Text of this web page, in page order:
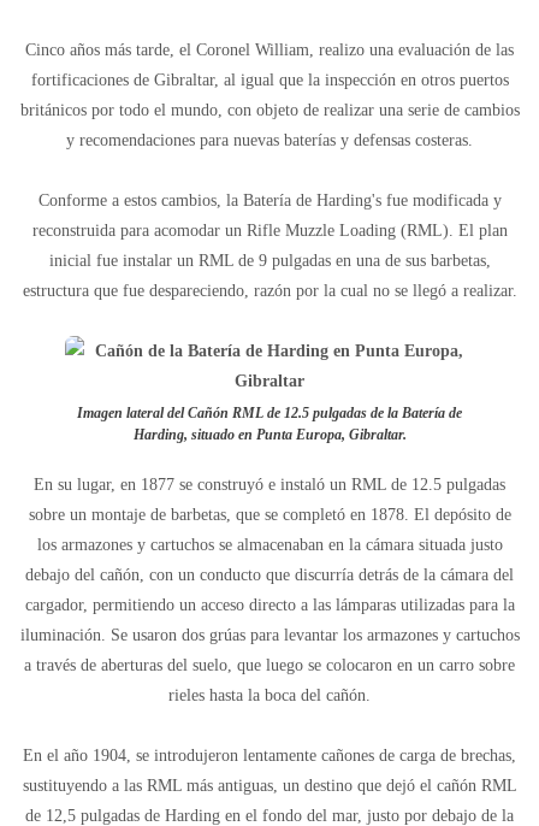
Cinco años más tarde, el Coronel William, realizo una evaluación de las
fortificaciones de Gibraltar, al igual que la inspección en otros puertos
británicos por todo el mundo, con objeto de realizar una serie de cambios
y recomendaciones para nuevas baterías y defensas costeras.
Conforme a estos cambios, la Batería de Harding's fue modificada y
reconstruida para acomodar un Rifle Muzzle Loading (RML). El plan
inicial fue instalar un RML de 9 pulgadas en una de sus barbetas,
estructura que fue despareciendo, razón por la cual no se llegó a realizar.
Imagen lateral del Cañón RML de 12.5 pulgadas de la Batería de
Harding, situado en Punta Europa, Gibraltar.
En su lugar, en 1877 se construyó e instaló un RML de 12.5 pulgadas
sobre un montaje de barbetas, que se completó en 1878. El depósito de
los armazones y cartuchos se almacenaban en la cámara situada justo
debajo del cañón, con un conducto que discurría detrás de la cámara del
cargador, permitiendo un acceso directo a las lámparas utilizadas para la
iluminación. Se usaron dos grúas para levantar los armazones y cartuchos
a través de aberturas del suelo, que luego se colocaron en un carro sobre
rieles hasta la boca del cañón.
En el año 1904, se introdujeron lentamente cañones de carga de brechas,
sustituyendo a las RML más antiguas, un destino que dejó el cañón RML
de 12,5 pulgadas de Harding en el fondo del mar, justo por debajo de la